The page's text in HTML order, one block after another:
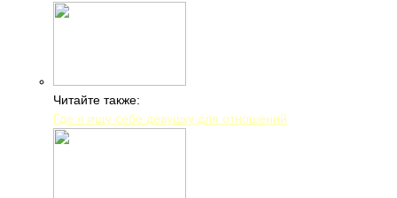
Читайте также:
Где я ищу себе девушку для отношений